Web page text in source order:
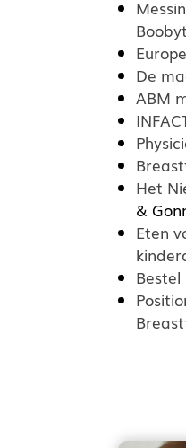
De
ABM
Het
&
Eten